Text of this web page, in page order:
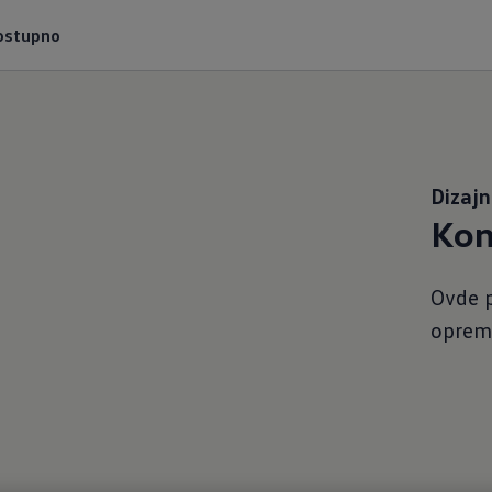
Ovde